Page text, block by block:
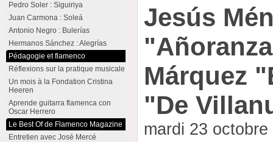
Jesús
Márquez
"De
mardi 23
Pedro Soler : Siguiriya
Juan Carmona : Soleá
Antonio Negro : Bulerías
Hermanos Sánchez : Alegrías
Pédagogie et flamenco
Réflexions sur la pratique musicale
Un mois à la Fondation Cristina
Heeren
Aprende guitarra flamenca con
Oscar Herrero
Le Best Of de Flamenco Magazine
Entretien avec José Mercé